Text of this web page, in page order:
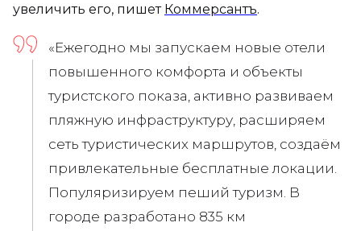
увеличить его, пишет Коммерсантъ.
«Ежегодно мы запускаем новые отели
повышенного комфорта и объекты
туристского показа, активно развиваем
пляжную инфраструктуру, расширяем
сеть туристических маршрутов, создаём
привлекательные бесплатные локации.
Популяризируем пеший туризм. В
городе разработано 835 км